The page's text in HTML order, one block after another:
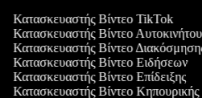
Κατασκευαστής Βίντεο TikTok
Κατασκευαστής Βίντεο Αυτοκινήτου
Κατασκευαστής Βίντεο Διακόσμησης
Κατασκευαστής Βίντεο Ειδήσεων
Κατασκευαστής Βίντεο Επίδειξης
Κατασκευαστής Βίντεο Κηπουρικής